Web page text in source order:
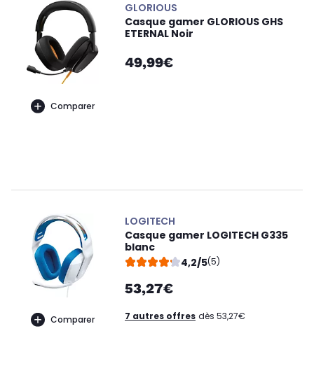
Comparer
GLORIOUS
Casque gamer GLORIOUS GHS
ETERNAL Noir
49,99€
Comparer
LOGITECH
Casque gamer LOGITECH G335
blanc
4,2/5(5)
53,27€
7 autres offres dès 53,27€